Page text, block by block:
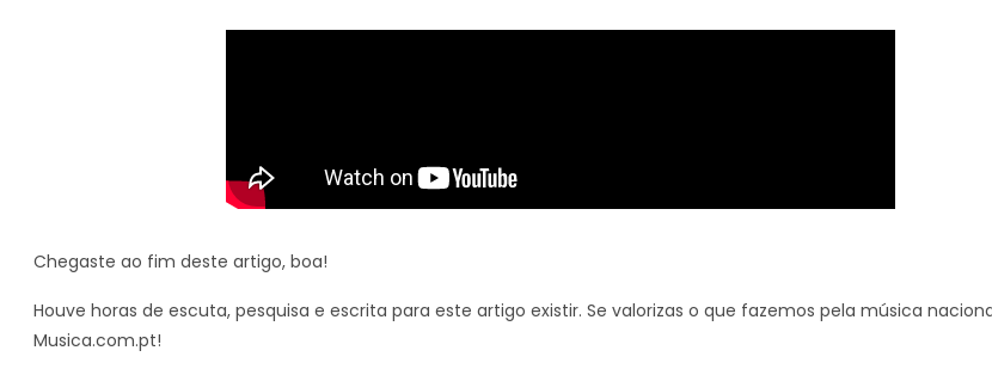
Chegaste ao fim deste artigo, boa!
Houve horas de escuta, pesquisa e escrita para este artigo existir. Se valorizas o que fazemos pela música
Musica.com.pt!